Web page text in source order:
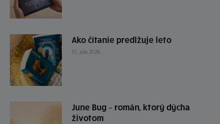
Ako čítanie predlžuje leto
10. júla 2026
June Bug – román, ktorý dýcha
životom